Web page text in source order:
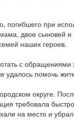
погибшего при
двое
наших героев.
с обращениями
удалось помочь
округе.
требовала
на место и